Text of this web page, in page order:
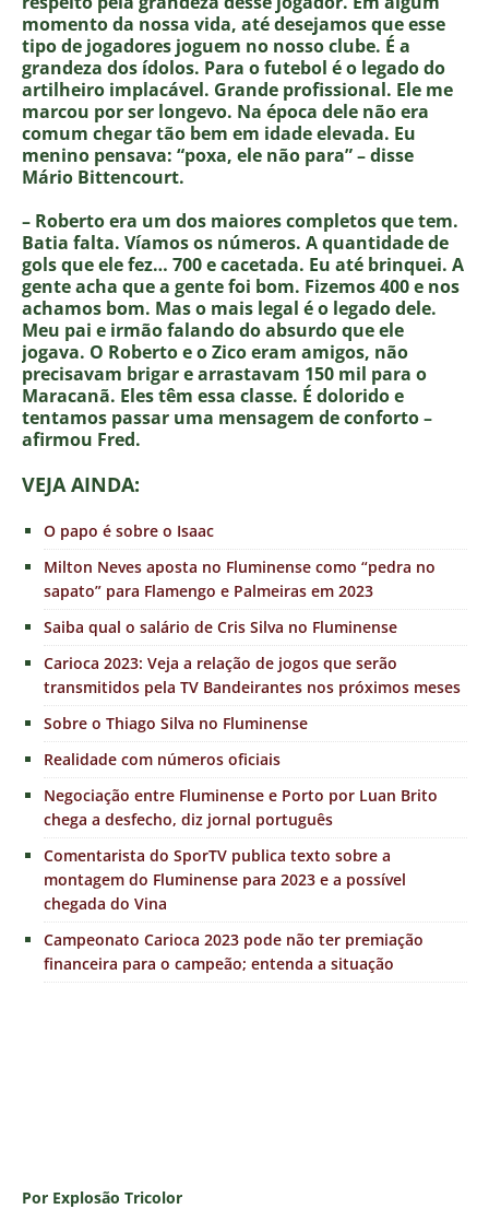
momento da nossa vida, até desejamos que esse
tipo de jogadores joguem no nosso clube. É a
grandeza dos ídolos. Para o futebol é o legado do
artilheiro implacável. Grande profissional. Ele me
marcou por ser longevo. Na época dele não era
comum chegar tão bem em idade elevada. Eu
menino pensava: “poxa, ele não para” – disse
Mário Bittencourt.
– Roberto era um dos maiores completos que tem.
Batia falta. Víamos os números. A quantidade de
gols que ele fez… 700 e cacetada. Eu até brinquei. A
gente acha que a gente foi bom. Fizemos 400 e nos
achamos bom. Mas o mais legal é o legado dele.
Meu pai e irmão falando do absurdo que ele
jogava. O Roberto e o Zico eram amigos, não
precisavam brigar e arrastavam 150 mil para o
Maracanã. Eles têm essa classe. É dolorido e
tentamos passar uma mensagem de conforto –
afirmou Fred.
VEJA AINDA:
O papo é sobre o Isaac
Milton Neves aposta no Fluminense como “pedra no
sapato” para Flamengo e Palmeiras em 2023
Saiba qual o salário de Cris Silva no Fluminense
Carioca 2023: Veja a relação de jogos que serão
transmitidos pela TV Bandeirantes nos próximos meses
Sobre o Thiago Silva no Fluminense
Realidade com números oficiais
Negociação entre Fluminense e Porto por Luan Brito
chega a desfecho, diz jornal português
Comentarista do SporTV publica texto sobre a
montagem do Fluminense para 2023 e a possível
chegada do Vina
Campeonato Carioca 2023 pode não ter premiação
financeira para o campeão; entenda a situação
Por Explosão Tricolor